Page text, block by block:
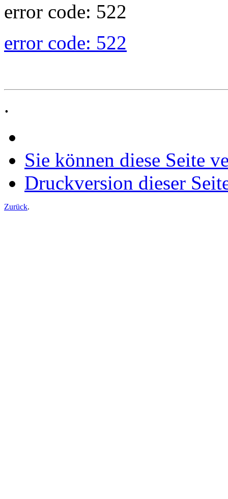
error code: 522
error code: 522
.
Sie können diese Seite
Druckversion dieser
Zurück.